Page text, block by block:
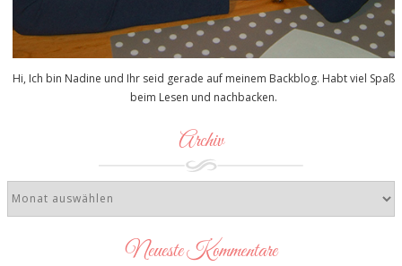
Hi, Ich bin Nadine und Ihr seid gerade auf meinem Backblog. Habt viel Spaß
beim Lesen und nachbacken.
Archiv
Neueste Kommentare